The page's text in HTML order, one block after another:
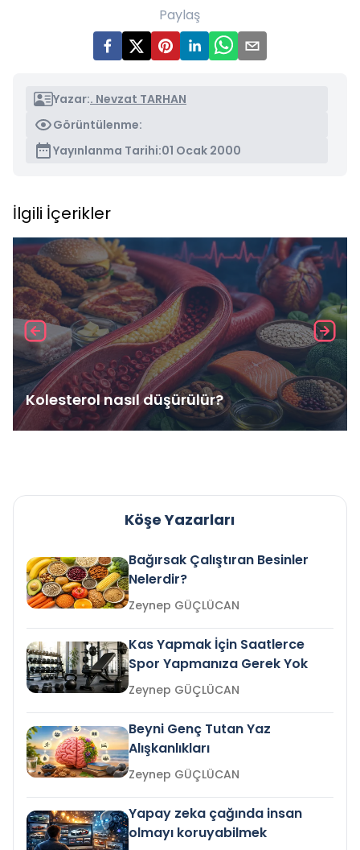
Paylaş
Yazar:. Nevzat TARHAN
Görüntülenme:
Yayınlanma Tarihi:01 Ocak 2000
İlgili İçerikler
Kolesterol nasıl düşürülür?
Köşe Yazarları
Bağırsak Çalıştıran Besinler
Nelerdir?
Zeynep GÜÇLÜCAN
Kas Yapmak İçin Saatlerce
Spor Yapmanıza Gerek Yok
Zeynep GÜÇLÜCAN
Beyni Genç Tutan Yaz
Alışkanlıkları
Zeynep GÜÇLÜCAN
Yapay zeka çağında insan
olmayı koruyabilmek